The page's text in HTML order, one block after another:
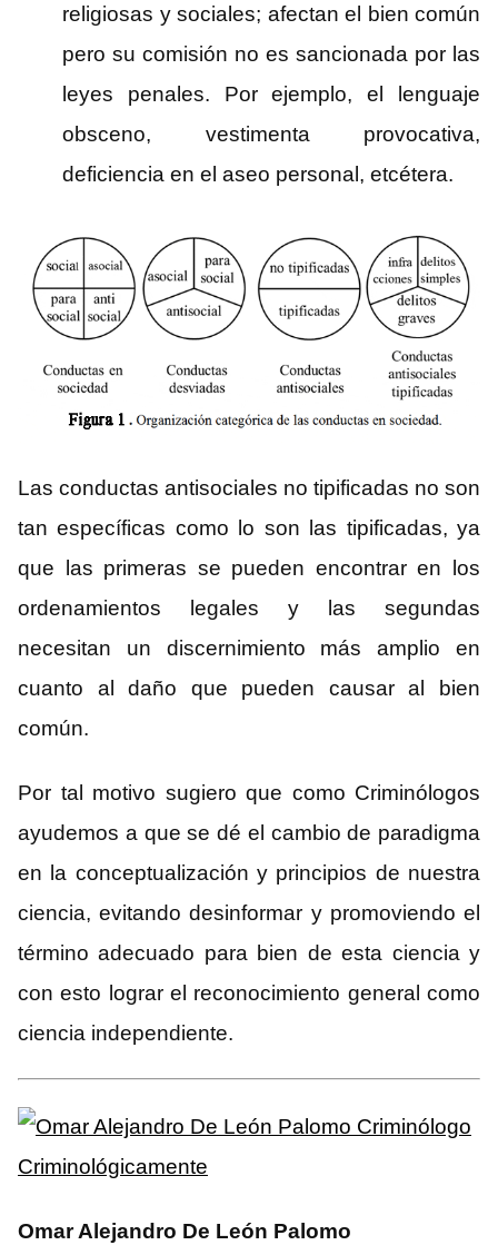
religiosas y sociales; afectan el bien común
pero su comisión no es sancionada por las
leyes penales. Por ejemplo, el lenguaje
obsceno, vestimenta provocativa,
deficiencia en el aseo personal, etcétera.
Las conductas antisociales no tipificadas no son
tan específicas como lo son las tipificadas, ya
que las primeras se pueden encontrar en los
ordenamientos legales y las segundas
necesitan un discernimiento más amplio en
cuanto al daño que pueden causar al bien
común.
Por tal motivo sugiero que como Criminólogos
ayudemos a que se dé el cambio de paradigma
en la conceptualización y principios de nuestra
ciencia, evitando desinformar y promoviendo el
término adecuado para bien de esta ciencia y
con esto lograr el reconocimiento general como
ciencia independiente.
Omar Alejandro De León Palomo